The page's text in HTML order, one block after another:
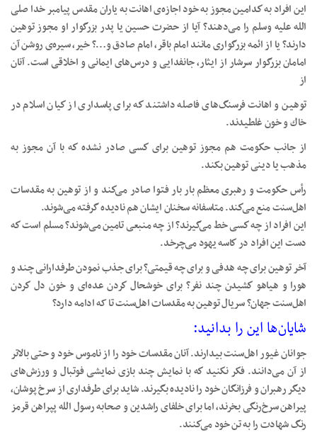
این افراد به كدامین مجوز به خود اجازه‌ی اهانت به یاران مقدس پیامبر خدا صلی
الله علیه وسلم را می‌دهند؟ آیا از حضرت حسین یا پدر بزرگوار او مجوز توهین
دارند؟ یا از ائمه بزرگواری مانند امام باقر، امام صادق و…؟ خیر، سیره‌ی روشن آن
امامان بزرگوار سرشار از ایثار، جانفدایی و درس‌های ایمانی و اخلاقی است. آنان
از
توهین و اهانت فرسنگ‌های فاصله داشتند كه برای پاسداری از كیان اسلام در
خاك و خون غلطیدند.
از جانب حكومت هم مجوز توهین برای كسی صادر نشده كه با آن مجوز به
مذهب یا دینی توهین بکند.
رأس حكومت و رهبری معظم بار بار فتوا صادر می‌كند و از توهین به مقدسات
اهل‌سنت منع می‌كند. متاسفانه سخنان ایشان هم نادیده گرفته می‌شوند.
این افراد از چه كسی خط می‌گیرند؟ از چه منبعی تامین می‌شوند؟ مسلم است كه
دست این افراد در كاسه یهود می‌چرخد.
آخر توهین برای چه هدفی و برای چه قیمتی؟ برای جذب نمودن طرفدارانی چند و
هورا و هیاهو كشیدن چند نفر؟ برای خوشحال كردن عده‌ای و خون دل كردن
اهل‌سنت جهان؟ سریال توهین به مقدسات اهل‌سنت ⁧تا که ادامه دارد؟
شایان‌ها این را بدانید:
جوانان غیور اهل‌سنت بیدارند. آنان مقدسات خود را از ناموس خود و حتی بالاتر
از آن می‌دانند. فكر نكنید كه با نمایش چند بازی نمایشی فوتبال و ورزش‌های
دیگر رهبران و فرزانگان خود را نادیده بگیرند. شاید برای طرفداری از سرخ پوشان،
پیراهن سرخ‌رنگی بخرند، اما برای خلفای راشدین و صحابه رسول الله پپراهن قرمز
رنگ شهادت را به تن خود می‌كنند.